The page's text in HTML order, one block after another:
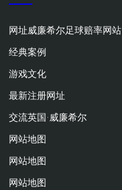
网址威廉希尔足球赔率网站
经典案例
游戏文化
最新注册网址
交流英国·威廉希尔
网站地图
网站地图
网站地图